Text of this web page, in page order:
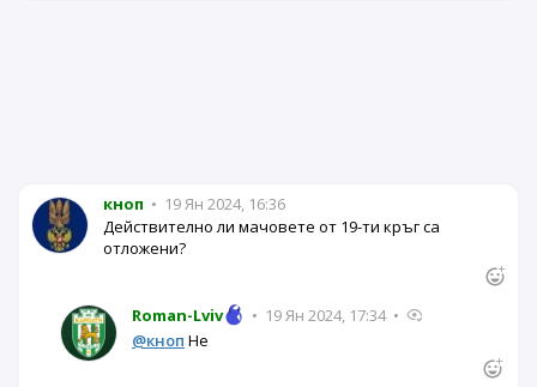
кноп • 19 Ян 2024, 16:36
Действително ли мачовете от 19-ти кръг са
отложени?
Roman-Lviv • 19 Ян 2024, 17:34 •
@кноп Не